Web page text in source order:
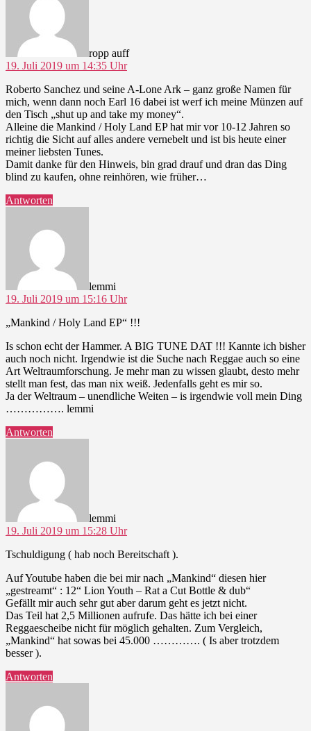
ropp auff
19. Juli 2019 um 14:35 Uhr
Roberto Sanchez und seine A-Lone Ark – ganz große Namen für
mich, wenn dann noch Earl 16 dabei ist werf ich meine Münzen auf
den Tisch „shut up and take my money“.
Alleine die Mankind / Holy Land EP hat mir vor 10-12 Jahren so
richtig die Sicht auf alles andere vernebelt und ist bis heute einer
meiner liebsten Tunes.
Damit danke für den Hinweis, bin grad drauf und dran das Ding
blind zu kaufen, ohne reinhören, wie früher…
Antworten
lemmi
19. Juli 2019 um 15:16 Uhr
„Mankind / Holy Land EP“ !!!
Is schon echt der Hammer. A BIG TUNE DAT !!! Kannte ich bisher
auch noch nicht. Irgendwie ist die Suche nach Reggae auch so eine
Art Weltraumforschung. Je mehr man zu wissen glaubt, desto mehr
stellt man fest, das man nix weiß. Jedenfalls geht es mir so.
Ja der Weltraum – unendliche Weiten – is irgendwie voll mein Ding
……………. lemmi
Antworten
lemmi
19. Juli 2019 um 15:28 Uhr
Tschuldigung ( hab noch Bereitschaft ).
Auf Youtube haben die bei mir nach „Mankind“ diesen hier
„gestreamt“ : 12“ Lion Youth – Rat a Cut Bottle & dub“
Gefällt mir auch sehr gut aber darum geht es jetzt nicht.
Das Teil hat 2,5 Millionen aufrufe. Das hätte ich bei einer
Reggaescheibe nicht für möglich gehalten. Zum Vergleich,
„Mankind“ hat sowas bei 45.000 …………. ( Is aber trotzdem
besser ).
Antworten